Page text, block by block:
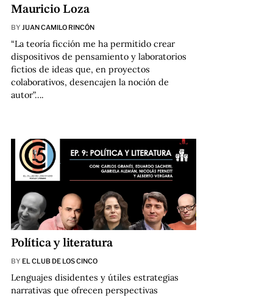
Mauricio Loza
BY JUAN CAMILO RINCÓN
“La teoría ficción me ha permitido crear
dispositivos de pensamiento y laboratorios
fictios de ideas que, en proyectos
colaborativos, desencajen la noción de
autor”….
Política y literatura
BY EL CLUB DE LOS CINCO
Lenguajes disidentes y útiles estrategias
narrativas que ofrecen perspectivas